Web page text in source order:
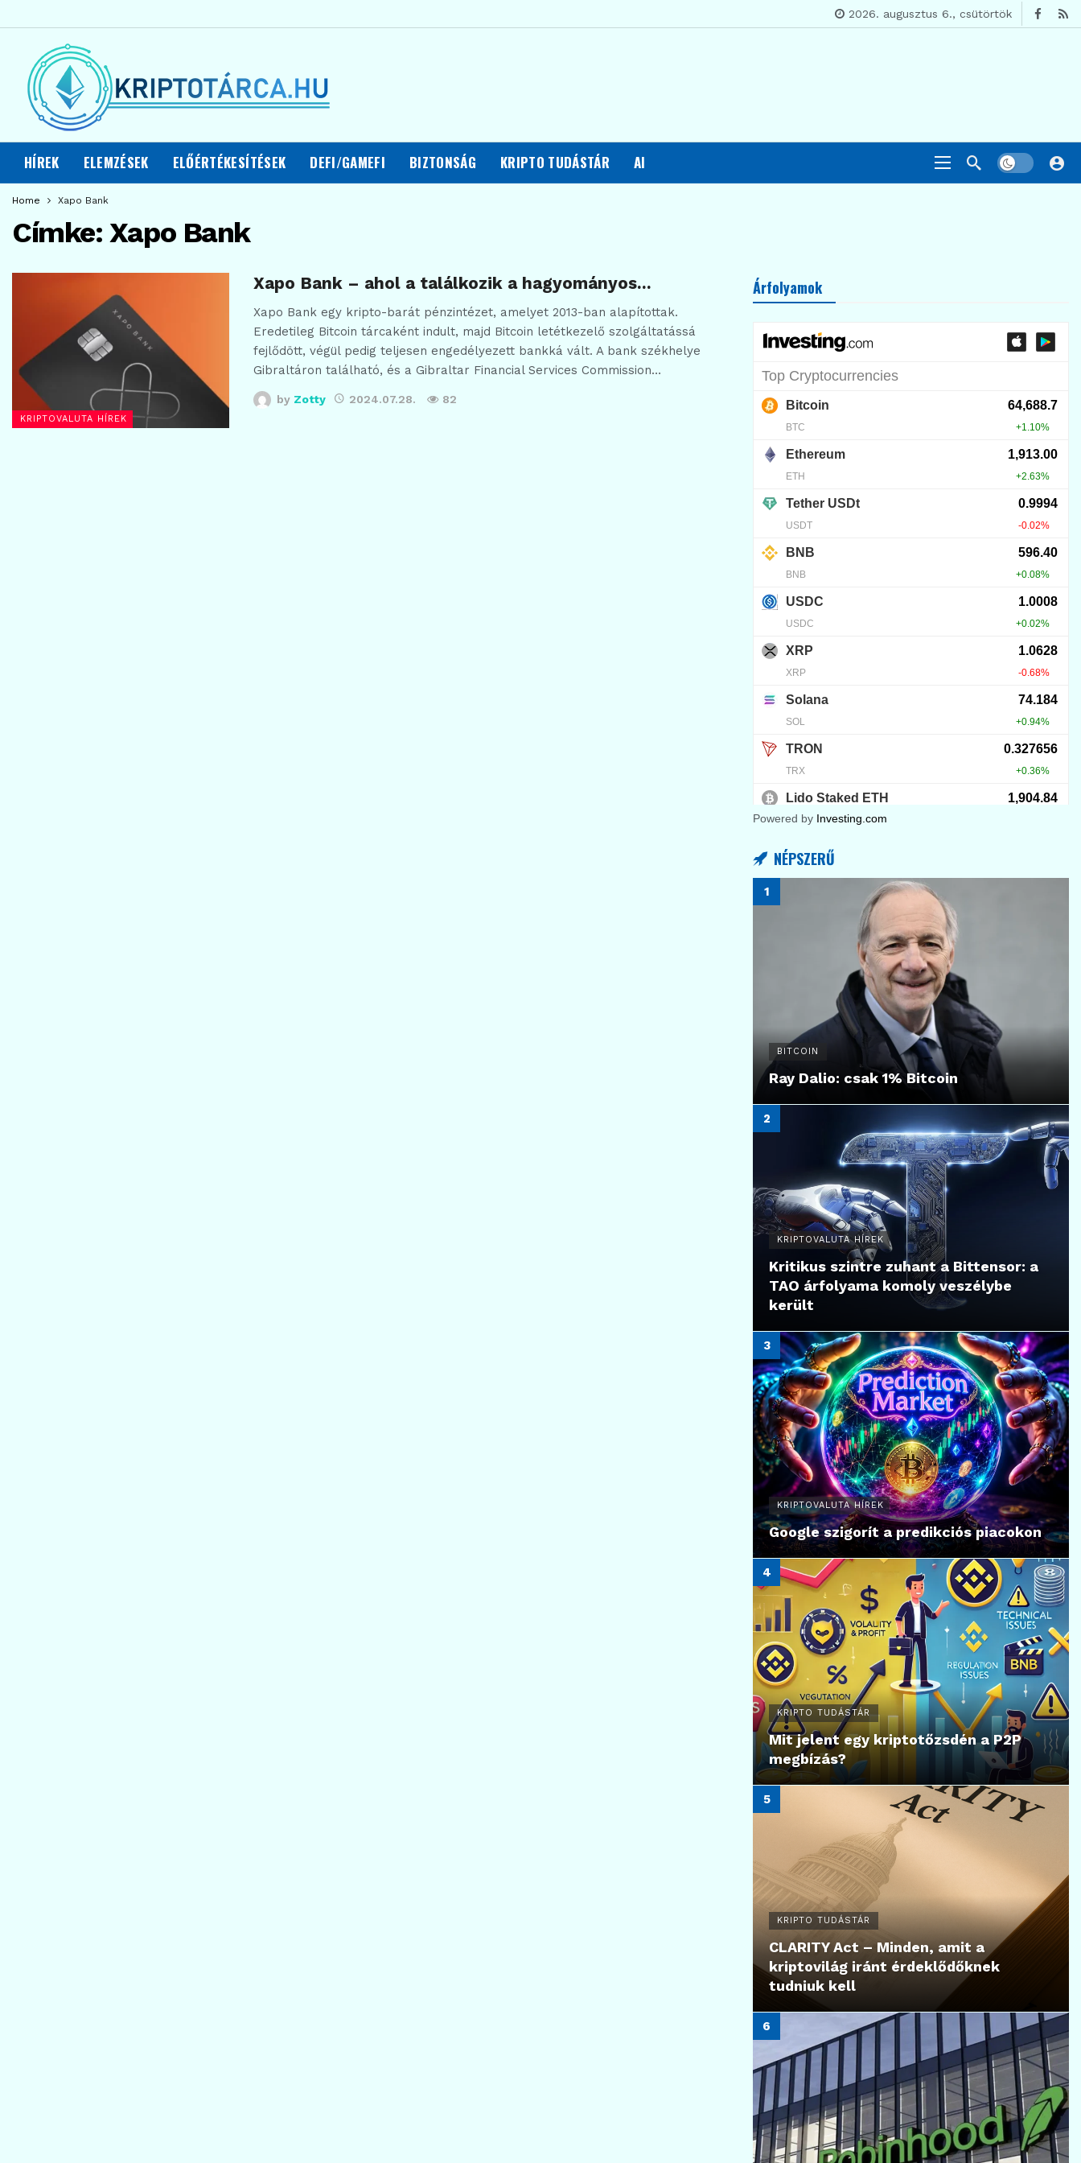
2026. augusztus 6., csütörtök
HÍREK ELEMZÉSEK ELŐÉRTÉKESÍTÉSEK DEFI/GAMEFI BIZTONSÁG KRIPTO TUDÁSTÁR AI
Home Xapo Bank
Címke: Xapo Bank
KRIPTOVALUTA HÍREK
Xapo Bank – ahol a találkozik a hagyományos…
Xapo Bank egy kripto-barát pénzintézet, amelyet 2013-ban alapítottak.
Eredetileg Bitcoin tárcaként indult, majd Bitcoin letétkezelő szolgáltatássá
fejlődött, végül pedig teljesen engedélyezett bankká vált. A bank székhelye
Gibraltáron található, és a Gibraltar Financial Services Commission…
by Zotty 2024.07.28. 82
Árfolyamok
Powered by Investing.com
NÉPSZERŰ
BITCOIN
Ray Dalio: csak 1% Bitcoin
KRIPTOVALUTA HÍREK
Kritikus szintre zuhant a Bittensor: a
TAO árfolyama komoly veszélybe
került
KRIPTOVALUTA HÍREK
Google szigorít a predikciós piacokon
KRIPTO TUDÁSTÁR
Mit jelent egy kriptotőzsdén a P2P
megbízás?
KRIPTO TUDÁSTÁR
CLARITY Act – Minden, amit a
kriptovilág iránt érdeklődőknek
tudniuk kell